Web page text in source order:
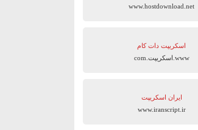
www.hostdownload.net
اسکریپت دات کام
www.اسکریپت.com
ایران اسکریپت
www.iranscript.ir